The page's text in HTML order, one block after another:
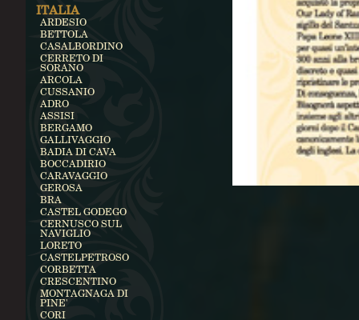
ITALIA
ARDESIO
BETTOLA
CASALBORDINO
CERRETO DI
SORANO
ARCOLA
CUSSANIO
ADRO
ASSISI
BERGAMO
GALLIVAGGIO
BADIA DI CAVA
BOCCADIRIO
CARAVAGGIO
GEROSA
BRA
CASTEL GODEGO
CERNUSCO SUL
NAVIGLIO
LORETO
CASTELPETROSO
CORBETTA
CRESCENTINO
MONTAGNAGA DI
PINE'
CORI